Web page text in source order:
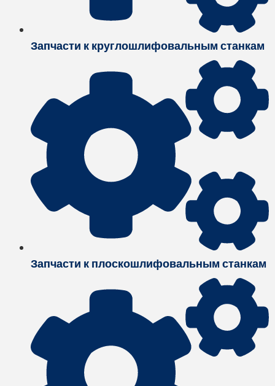
Запчасти к круглошлифовальным станкам
Запчасти к плоскошлифовальным станкам